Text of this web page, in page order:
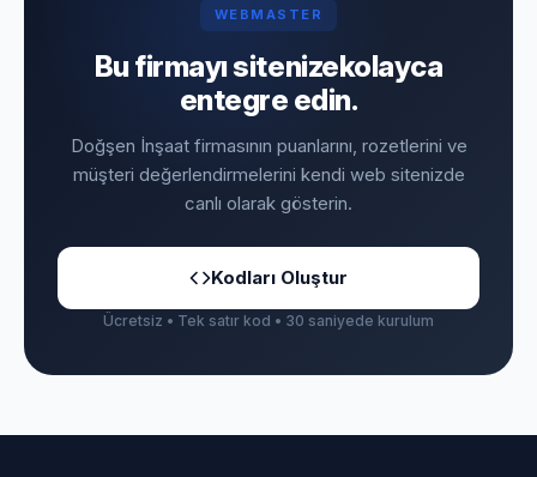
WEBMASTER
Bu firmayı sitenizekolayca
entegre edin.
Doğşen İnşaat firmasının puanlarını, rozetlerini ve
müşteri değerlendirmelerini kendi web sitenizde
canlı olarak gösterin.
Kodları Oluştur
Ücretsiz • Tek satır kod • 30 saniyede kurulum